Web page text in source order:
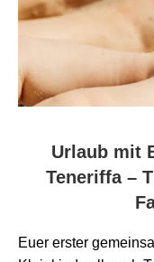
Urlaub mit
Teneriffa –
Euer erster